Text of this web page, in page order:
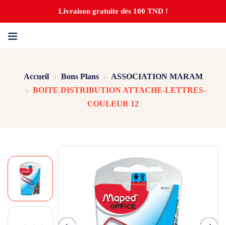
Livraison gratuite dès 100 TND !
Accueil Bons Plans
ASSOCIATION MARAM
BOITE DISTRIBUTION ATTACHE-LETTRES-
COULEUR 12